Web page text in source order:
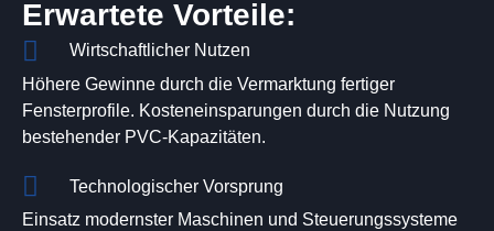
Erwartete Vorteile:
Wirtschaftlicher Nutzen
Höhere Gewinne durch die Vermarktung fertiger
Fensterprofile. Kosteneinsparungen durch die Nutzung
bestehender PVC-Kapazitäten.
Technologischer Vorsprung
Einsatz modernster Maschinen und Steuerungssysteme